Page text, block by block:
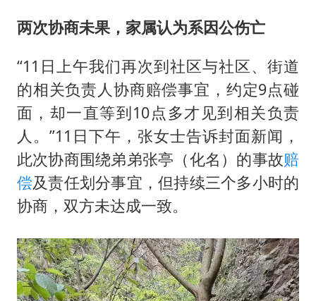
两次协商未果，家属认为系因公伤亡
“11日上午我们再次到社区与社区、街道
的相关负责人协商赔偿事宜，约定9点碰
面，却一直等到10点多才见到相关负责
人。”11日下午，张女士告诉封面新闻，
此次协商围绕弟弟张亭（化名）的事故赔
偿及责任划分事宜，但持续三个多小时的
协商，双方未达成一致。